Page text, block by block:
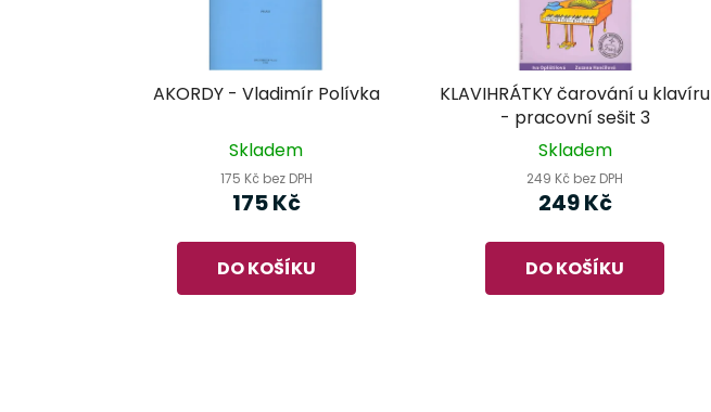
AKORDY - Vladimír Polívka
Skladem
175 Kč bez DPH
175 Kč
DO KOŠÍKU
KLAVIHRÁTKY čarování u klavíru
- pracovní sešit 3
Skladem
249 Kč bez DPH
249 Kč
DO KOŠÍKU